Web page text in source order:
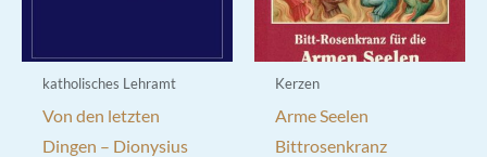
katholisches Lehramt
Von den letzten
Dingen – Dionysius
Kerzen
Arme Seelen
Bittrosenkranz